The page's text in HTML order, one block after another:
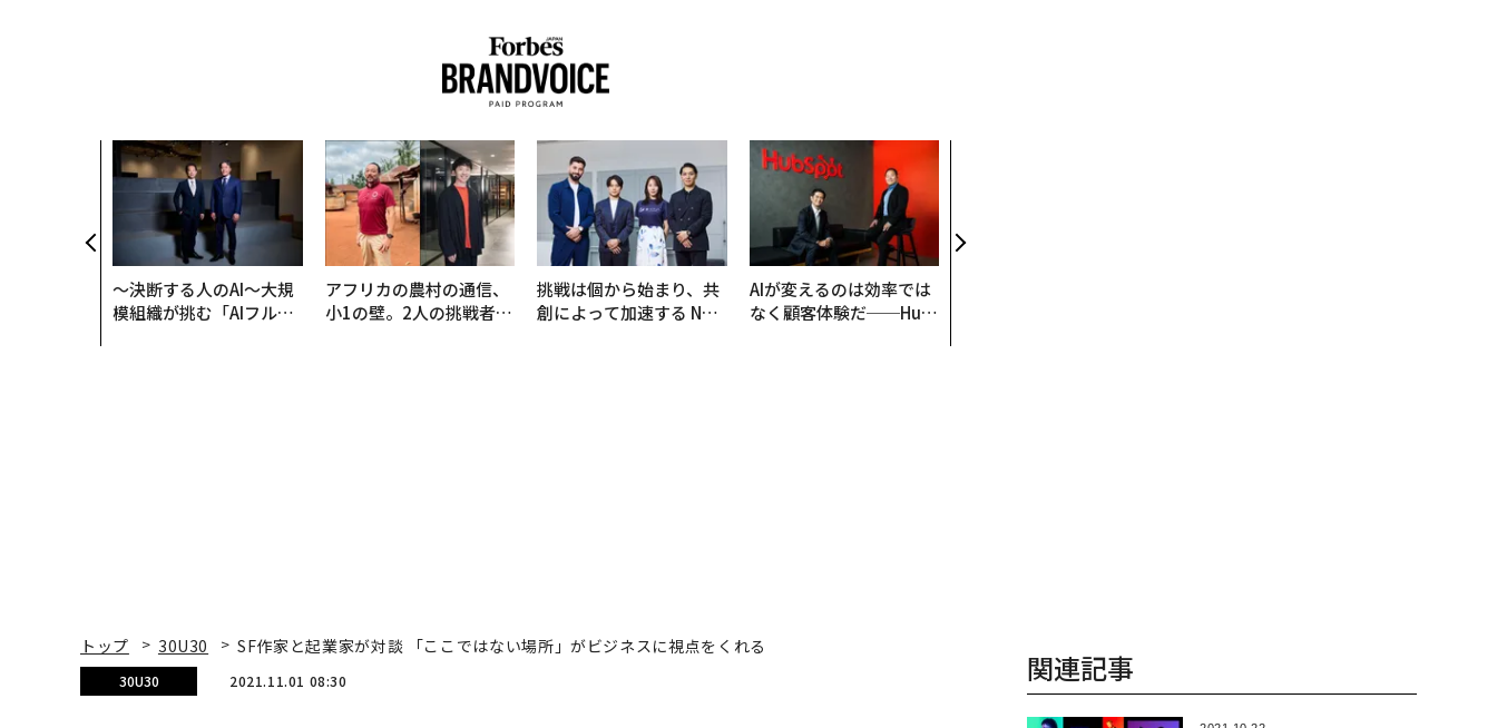
〜決断する人のAI〜大規
模組織が挑む「AIフル実
アフリカの農村の通信、
小1の壁。2人の挑戦者が
挑戦は個から始まり、共
創によって加速する NOR
AIが変えるのは効率では
なく顧客体験だ──Hub
月島JFEアクアソリュー
トップ 30U30 SF作家と起業家が対談 「ここではない場所」がビジネスに視点をくれる
30U30 2021.11.01 08:30 関連記事